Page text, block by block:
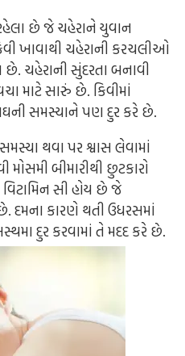
છે જે ચહેરાને યુવાન
ખાવાથી ચહેરાની કરચલીઓ
ચહેરાની સુંદરતા બનાવી
માટે સારું છે. કિવીમાં
સમસ્યાને પણ દુર કરે છે.
થવા પર શ્વાસ લેવામાં
બીમારીથી છુટકારો
સી હોય છે જે
કારણે થતી ઉધરસમાં
દુર કરવામાં તે મદદ કરે છે.